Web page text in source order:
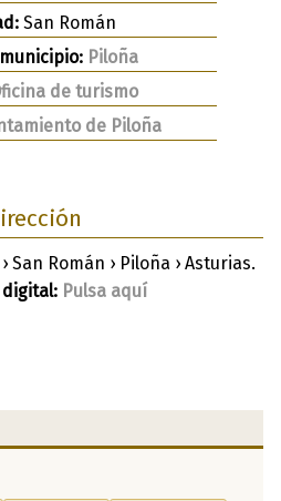
San Román
Piloña
de turismo
de Piloña
San Román › Piloña › Asturias.
Pulsa aquí